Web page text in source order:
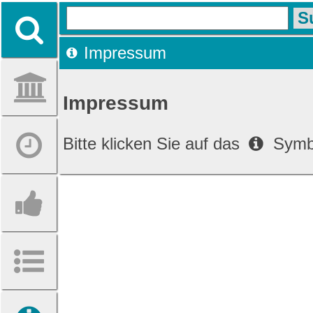
Impressum
Impressum
Bitte klicken Sie auf das